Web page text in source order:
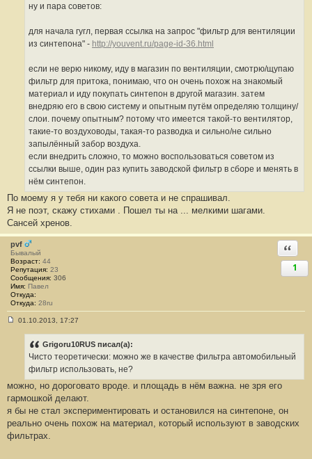
ну и пара советов:
для начала гугл, первая ссылка на запрос "фильтр для вентиляции
из синтепона" - http://youvent.ru/page-id-36.html
если не верю никому, иду в магазин по вентиляции, смотрю/щупаю
фильтр для притока, понимаю, что он очень похож на знакомый
материал и иду покупать синтепон в другой магазин. затем
внедряю его в свою систему и опытным путём определяю толщину/
слои. почему опытным? потому что имеется такой-то вентилятор,
такие-то воздуховоды, такая-то разводка и сильно/не сильно
запылённый забор воздуха.
если внедрить сложно, то можно воспользоваться советом из
ссылки выше, один раз купить заводской фильтр в сборе и менять в
нём синтепон.
По моему я у тебя ни какого совета и не спрашивал.
Я не поэт, скажу стихами . Пошел ты на ... мелкими шагами.
Сансей хренов.
pvf
Бывалый
Возраст: 44
Репутация: 23
Сообщения: 306
Имя: Павел
Откуда:
Откуда: 28ru
1
и
#
1
5
01.10.2013, 17:27
Grigoru10RUS писал(а):
Чисто теоретически: можно же в качестве фильтра автомобильный
фильтр использовать, не?
можно, но дороговато вроде. и площадь в нём важна. не зря его
гармошкой делают.
я бы не стал экспериментировать и остановился на синтепоне, он
реально очень похож на материал, который используют в заводских
фильтрах.